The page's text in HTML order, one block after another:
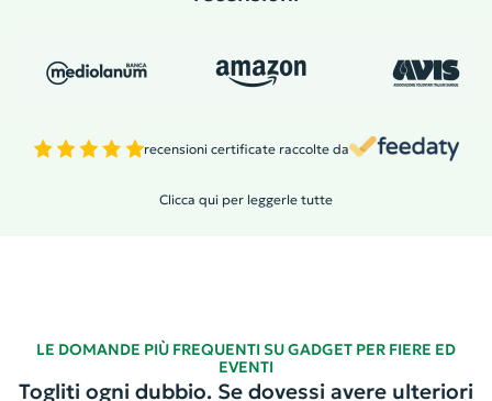
recensioni certificate raccolte da
Clicca qui per leggerle tutte
LE DOMANDE PIÙ FREQUENTI SU GADGET PER FIERE ED
EVENTI
Togliti ogni dubbio. Se dovessi avere ulteriori